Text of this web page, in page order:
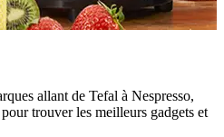
allant de Tefal à Nespresso,
trouver les meilleurs gadgets et